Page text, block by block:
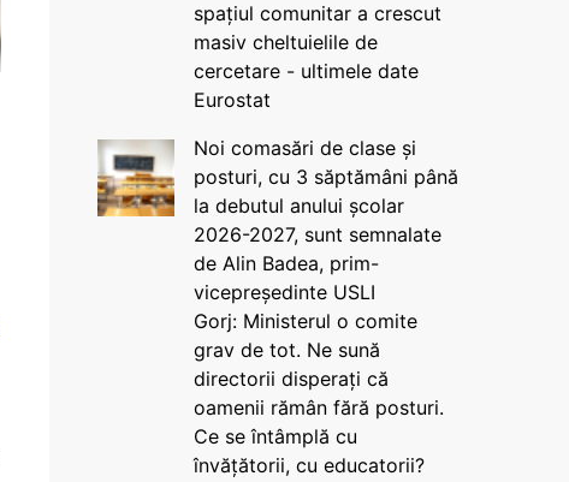
spațiul comunitar a crescut
masiv cheltuielile de
cercetare - ultimele date
Eurostat
Noi comasări de clase și
posturi, cu 3 săptămâni până
la debutul anului școlar
2026-2027, sunt semnalate
de Alin Badea, prim-
vicepreședinte USLI
Gorj: Ministerul o comite
grav de tot. Ne sună
directorii disperați că
oamenii rămân fără posturi.
Ce se întâmplă cu
învățătorii, cu educatorii?